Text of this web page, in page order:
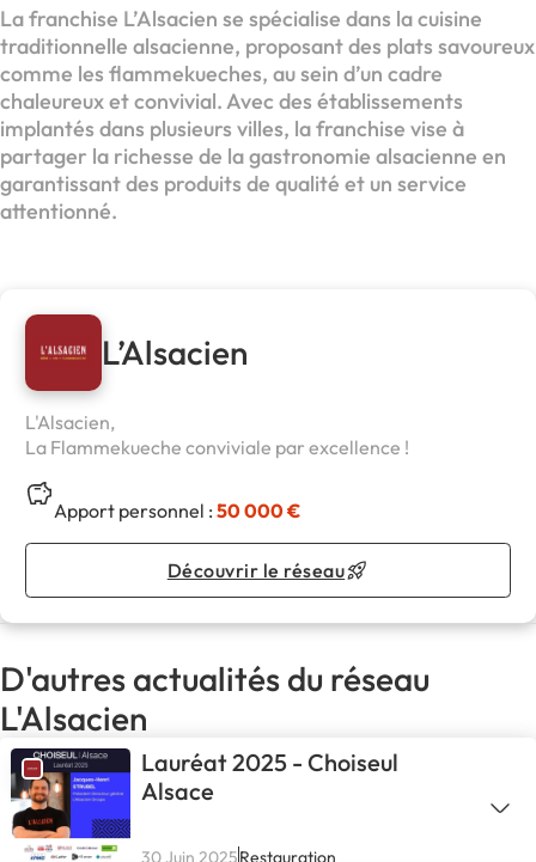
La franchise L’Alsacien se spécialise dans la cuisine
traditionnelle alsacienne, proposant des plats savoureux
comme les flammekueches, au sein d’un cadre
chaleureux et convivial. Avec des établissements
implantés dans plusieurs villes, la franchise vise à
partager la richesse de la gastronomie alsacienne en
garantissant des produits de qualité et un service
attentionné.
L’Alsacien
L'Alsacien,
La Flammekueche conviviale par excellence !
Apport personnel :50 000 €
Découvrir le réseau
D'autres actualités du réseau
L'Alsacien
Lauréat 2025 - Choiseul
Alsace
30 Juin 2025Restauration